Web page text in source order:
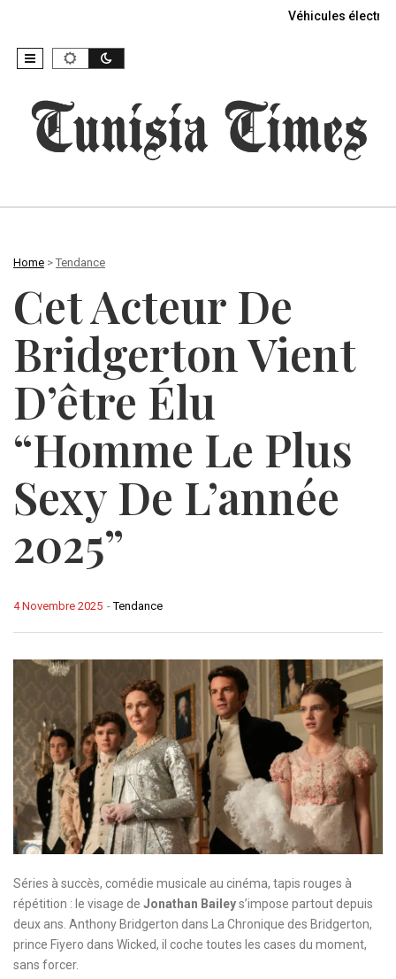
Véhicules
Home > Tendance
Cet Acteur De
Bridgerton Vient
D’être Élu
“homme Le Plus
Sexy De L’année
2025”
-Tendance
4 Novembre 2025
Séries à succès, comédie musicale au cinéma, tapis rouges à
répétition : le visage de Jonathan Baileys’impose partout depuis
deux ans. Anthony Bridgerton dans La Chronique des Bridgerton,
prince Fiyero dans Wicked, il coche toutes les cases du moment,
sans forcer.